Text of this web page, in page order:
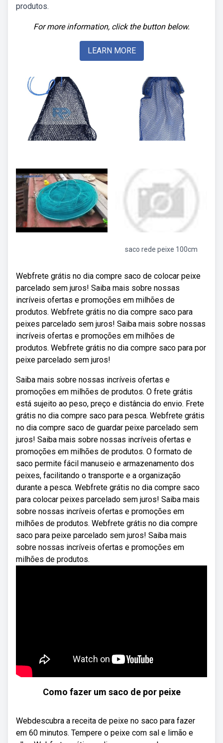
produtos.
For more information, click the button below.
LEARN MORE
saco rede peixe 100cm
Webfrete grátis no dia compre saco de colocar peixe
parcelado sem juros! Saiba mais sobre nossas
incríveis ofertas e promoções em milhões de
produtos. Webfrete grátis no dia compre saco para
peixes parcelado sem juros! Saiba mais sobre nossas
incríveis ofertas e promoções em milhões de
produtos. Webfrete grátis no dia compre saco para por
peixe parcelado sem juros!
Saiba mais sobre nossas incríveis ofertas e
promoções em milhões de produtos. O frete grátis
está sujeito ao peso, preço e distância do envio. Frete
grátis no dia compre saco para pesca. Webfrete grátis
no dia compre saco de guardar peixe parcelado sem
juros! Saiba mais sobre nossas incríveis ofertas e
promoções em milhões de produtos. O formato de
saco permite fácil manuseio e armazenamento dos
peixes, facilitando o transporte e a organização
durante a pesca. Webfrete grátis no dia compre saco
para colocar peixes parcelado sem juros! Saiba mais
sobre nossas incríveis ofertas e promoções em
milhões de produtos. Webfrete grátis no dia compre
saco para peixe parcelado sem juros! Saiba mais
sobre nossas incríveis ofertas e promoções em
milhões de produtos.
Como fazer um saco de por peixe
Webdescubra a receita de peixe no saco para fazer
em 60 minutos. Tempere o peixe com sal e limão e